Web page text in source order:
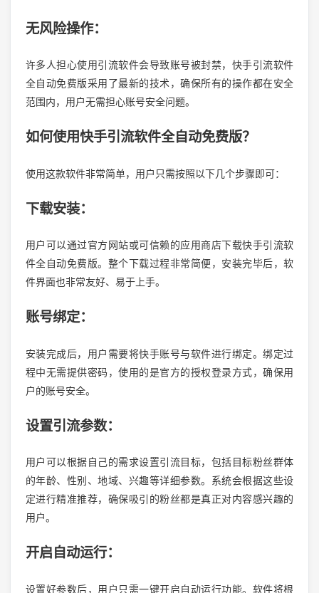
无风险操作：
许多人担心使用引流软件会导致账号被封禁，快手引流软件
全自动免费版采用了最新的技术，确保所有的操作都在安全
范围内，用户无需担心账号安全问题。
如何使用快手引流软件全自动免费版？
使用这款软件非常简单，用户只需按照以下几个步骤即可：
下载安装：
用户可以通过官方网站或可信赖的应用商店下载快手引流软
件全自动免费版。整个下载过程非常简便，安装完毕后，软
件界面也非常友好、易于上手。
账号绑定：
安装完成后，用户需要将快手账号与软件进行绑定。绑定过
程中无需提供密码，使用的是官方的授权登录方式，确保用
户的账号安全。
设置引流参数：
用户可以根据自己的需求设置引流目标，包括目标粉丝群体
的年龄、性别、地域、兴趣等详细参数。系统会根据这些设
定进行精准推荐，确保吸引的粉丝都是真正对内容感兴趣的
用户。
开启自动运行：
设置好参数后，用户只需一键开启自动运行功能。软件将根